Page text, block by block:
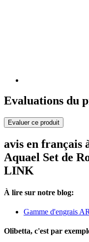
Evaluations du
Evaluer ce produit
avis en français
Aquael Set de
LINK
À lire sur notre blog:
Gamme d'engrais
Olibetta, c'est par